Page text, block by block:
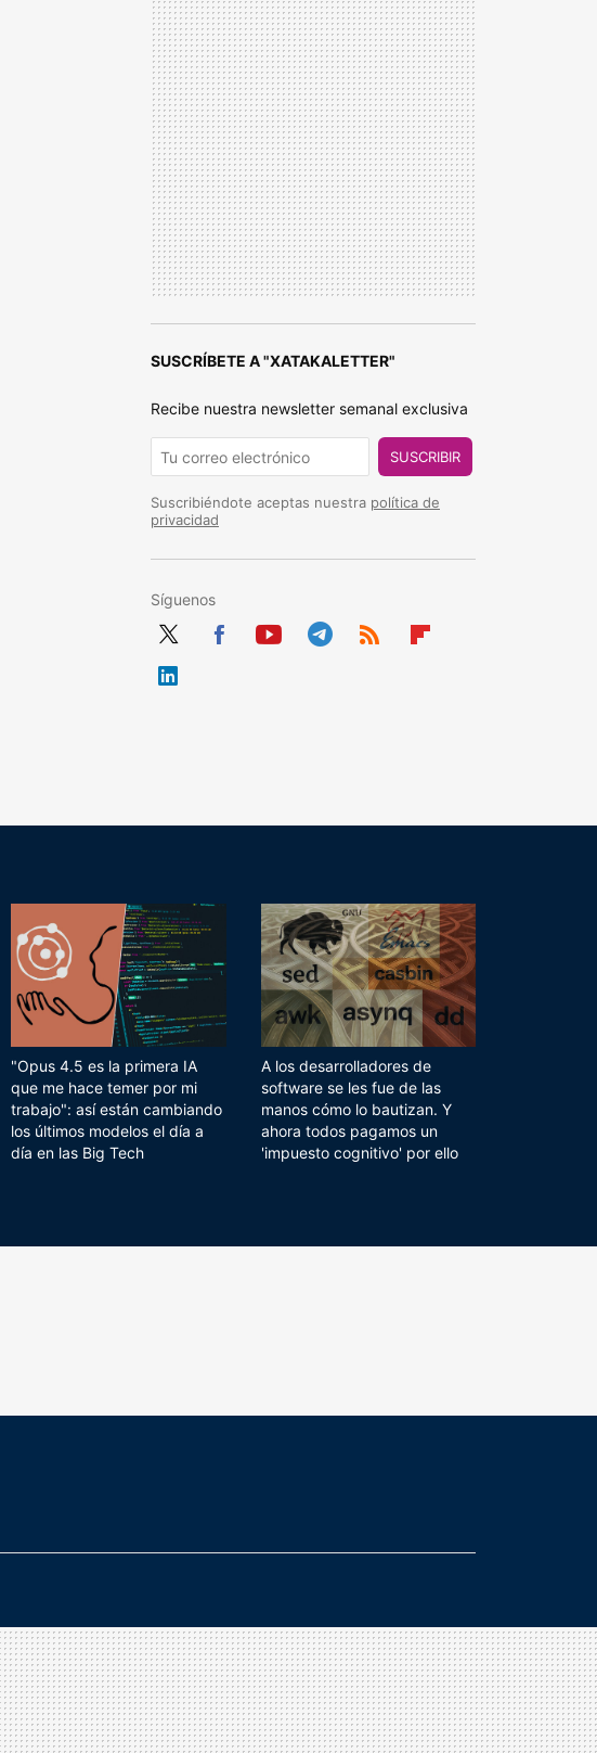
SUSCRÍBETE A "XATAKALETTER"
Recibe nuestra newsletter semanal exclusiva
SUSCRIBIR
Suscribiéndote aceptas nuestra política de
privacidad
Síguenos
Twit
"Opus 4.5 es la primera IA
que me hace temer por mi
trabajo": así están cambiando
los últimos modelos el día a
día en las Big Tech
A los desarrolladores de
software se les fue de las
manos cómo lo bautizan. Y
ahora todos pagamos un
'impuesto cognitivo' por ello